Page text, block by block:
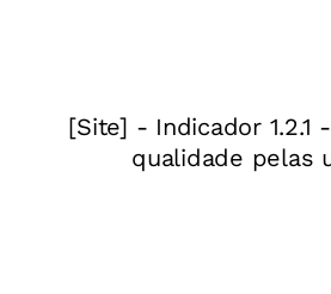
integração desses estudantes